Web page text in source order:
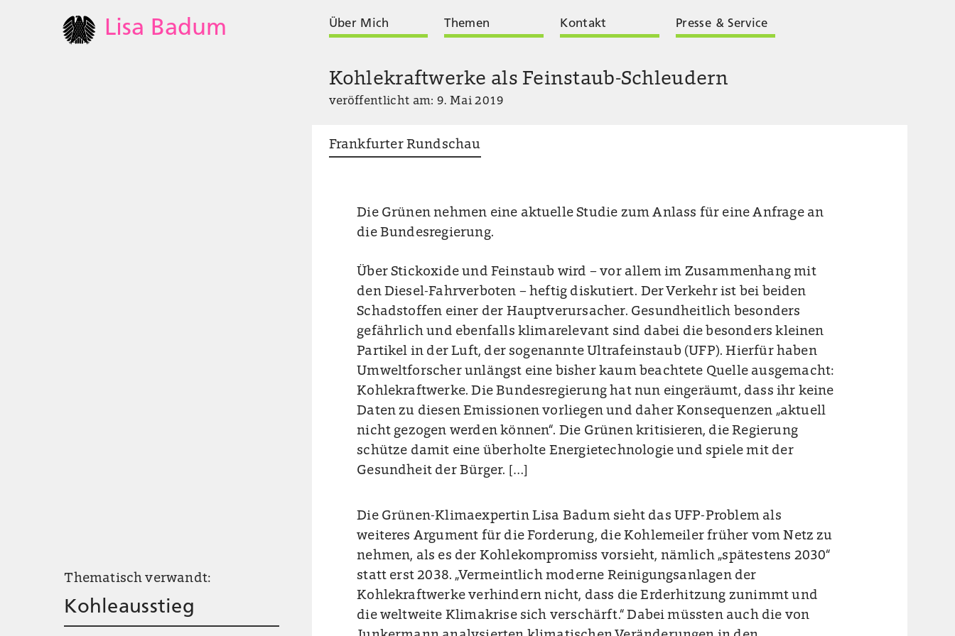
Lisa Badum Über Mich Themen Kontakt Presse & Service
Kohlekraftwerke als Feinstaub-Schleudern
veröffentlicht am: 9. Mai 2019
Thematisch verwandt:
Kohleausstieg
Frankfurter Rundschau
Die Grünen nehmen eine aktuelle Studie zum Anlass für eine Anfrage an
die Bundesregierung.
Über Stickoxide und Feinstaub wird – vor allem im Zusammenhang mit
den Diesel-Fahrverboten – heftig diskutiert. Der Verkehr ist bei beiden
Schadstoffen einer der Hauptverursacher. Gesundheitlich besonders
gefährlich und ebenfalls klimarelevant sind dabei die besonders kleinen
Partikel in der Luft, der sogenannte Ultrafeinstaub (UFP). Hierfür haben
Umweltforscher unlängst eine bisher kaum beachtete Quelle ausgemacht:
Kohlekraftwerke. Die Bundesregierung hat nun eingeräumt, dass ihr keine
Daten zu diesen Emissionen vorliegen und daher Konsequenzen „aktuell
nicht gezogen werden können“. Die Grünen kritisieren, die Regierung
schütze damit eine überholte Energietechnologie und spiele mit der
Gesundheit der Bürger. […]
Die Grünen-Klimaexpertin Lisa Badum sieht das UFP-Problem als
weiteres Argument für die Forderung, die Kohlemeiler früher vom Netz zu
nehmen, als es der Kohlekompromiss vorsieht, nämlich „spätestens 2030“
statt erst 2038. „Vermeintlich moderne Reinigungsanlagen der
Kohlekraftwerke verhindern nicht, dass die Erderhitzung zunimmt und
die weltweite Klimakrise sich verschärft.“ Dabei müssten auch die von